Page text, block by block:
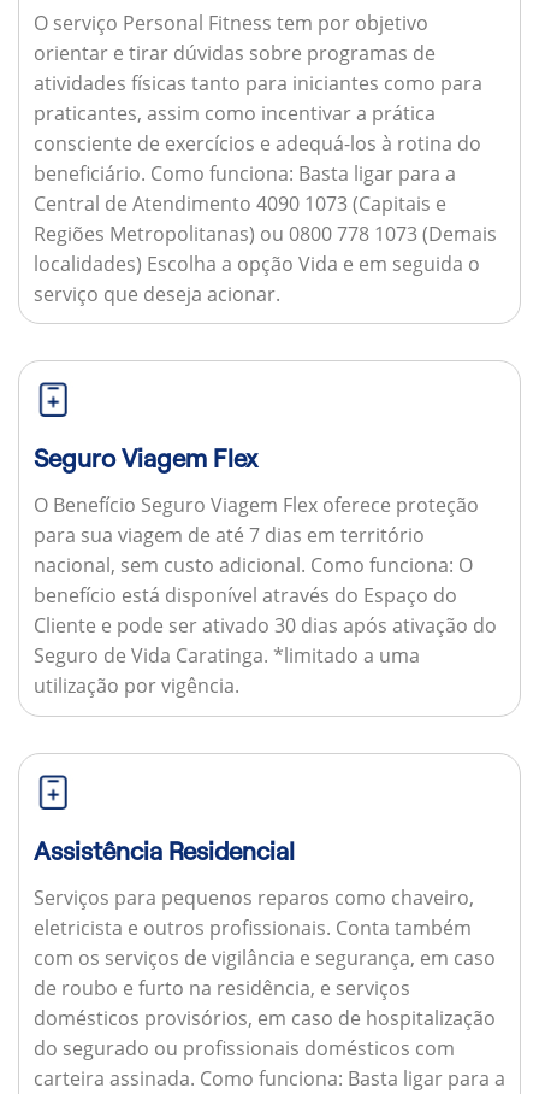
O serviço Personal Fitness tem por objetivo
orientar e tirar dúvidas sobre programas de
atividades físicas tanto para iniciantes como para
praticantes, assim como incentivar a prática
consciente de exercícios e adequá-los à rotina do
beneficiário. Como funciona: Basta ligar para a
Central de Atendimento 4090 1073 (Capitais e
Regiões Metropolitanas) ou 0800 778 1073 (Demais
localidades) Escolha a opção Vida e em seguida o
serviço que deseja acionar.
Seguro Viagem Flex
O Benefício Seguro Viagem Flex oferece proteção
para sua viagem de até 7 dias em território
nacional, sem custo adicional. Como funciona: O
benefício está disponível através do Espaço do
Cliente e pode ser ativado 30 dias após ativação do
Seguro de Vida Caratinga. *limitado a uma
utilização por vigência.
Assistência Residencial
Serviços para pequenos reparos como chaveiro,
eletricista e outros profissionais. Conta também
com os serviços de vigilância e segurança, em caso
de roubo e furto na residência, e serviços
domésticos provisórios, em caso de hospitalização
do segurado ou profissionais domésticos com
carteira assinada. Como funciona: Basta ligar para a